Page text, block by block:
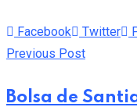
Facebook Twitter
Previous Post
Bolsa de